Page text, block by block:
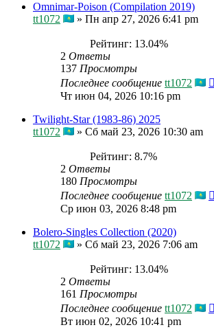
Omnimar-Poison (Compilation 2019)
tt1072
» Пн апр 27, 2026 6:41 pm
Рейтинг: 13.04%
2 Ответы
137 Просмотры
Последнее сообщение tt1072
Чт июн 04, 2026 10:16 pm
Twilight-Star (1983-86) 2025
tt1072
» Сб май 23, 2026 10:30 am
Рейтинг: 8.7%
2 Ответы
180 Просмотры
Последнее сообщение tt1072
Ср июн 03, 2026 8:48 pm
Bolero-Singles Collection (2020)
tt1072
» Сб май 23, 2026 7:06 am
Рейтинг: 13.04%
2 Ответы
161 Просмотры
Последнее сообщение tt1072
Вт июн 02, 2026 10:41 pm